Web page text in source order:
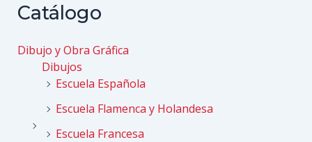
entradas
Catálogo
Dibujo y Obra Gráfica
Dibujos
Escuela Española
Escuela Flamenca y Holandesa
Escuela Francesa